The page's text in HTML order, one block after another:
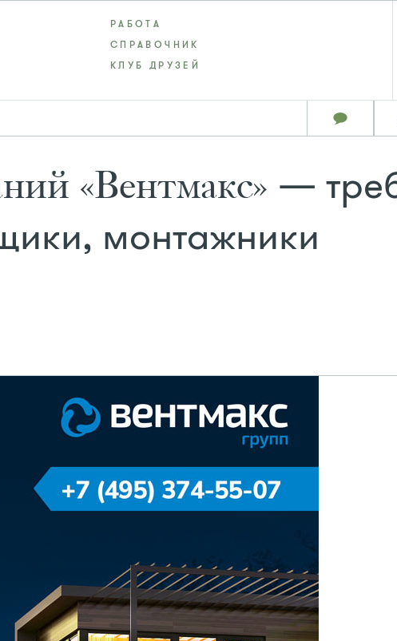
РАБОТА
СПРАВОЧНИК
КЛУБ ДРУЗЕЙ
«Вентмакс» —
монтажники